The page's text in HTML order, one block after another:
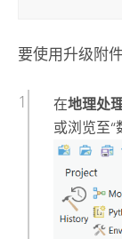
要使用升级附
在地理处
或浏览至“